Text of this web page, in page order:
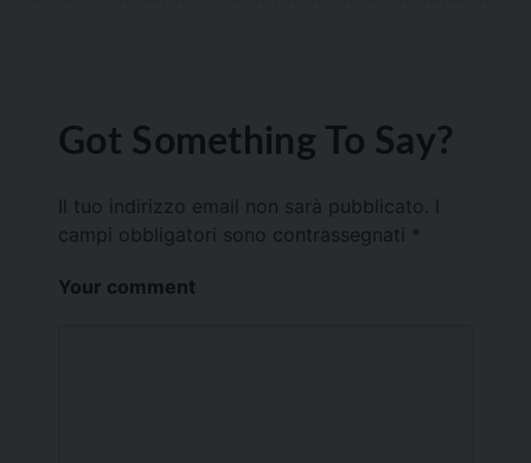
Got Something To Say?
Il tuo indirizzo email non sarà pubblicato.
campi obbligatori sono contrassegnati *
Your comment